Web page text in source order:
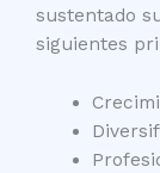
sustentado
siguientes